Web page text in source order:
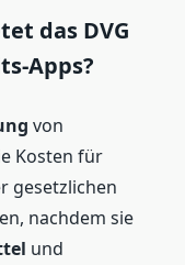
das DVG
Apps?
von
Kosten für
gesetzlichen
nachdem sie
und